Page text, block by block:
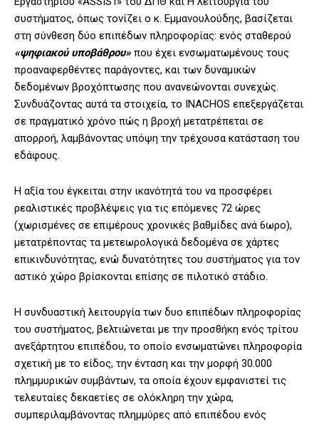
συστήματος, όπως τονίζει ο κ. Εμμανουλούδης, βασίζεται
στη σύνθεση δύο επιπέδων πληροφορίας: ενός σταθερού
«ψηφιακού υποβάθρου» που έχει ενσωματωμένους τους
προαναφερθέντες παράγοντες, και των δυναμικών
δεδομένων βροχόπτωσης που ανανεώνονται συνεχώς.
Συνδυάζοντας αυτά τα στοιχεία, το INACHOS επεξεργάζεται
σε πραγματικό χρόνο πώς η βροχή μετατρέπεται σε
απορροή, λαμβάνοντας υπόψη την τρέχουσα κατάσταση του
εδάφους.
Η αξία του έγκειται στην ικανότητά του να προσφέρει
ρεαλιστικές προβλέψεις για τις επόμενες 72 ώρες
(χωρισμένες σε επιμέρους χρονικές βαθμίδες ανά 6ωρο),
μετατρέποντας τα μετεωρολογικά δεδομένα σε χάρτες
επικινδυνότητας, ενώ δυνατότητες του συστήματος για τον
αστικό χώρο βρίσκονται επίσης σε πιλοτικό στάδιο.
Η συνδυαστική λειτουργία των δυο επιπέδων πληροφορίας
του συστήματος, βελτιώνεται με την προσθήκη ενός τρίτου
ανεξάρτητου επιπέδου, το οποίο ενσωματώνει πληροφορία
σχετική με το είδος, την ένταση και την μορφή 30.000
πλημμυρικών συμβάντων, τα οποία έχουν εμφανιστεί τις
τελευταίες δεκαετίες σε ολόκληρη την χώρα,
συμπεριλαμβάνοντας πλημμύρες από επιπέδου ενός